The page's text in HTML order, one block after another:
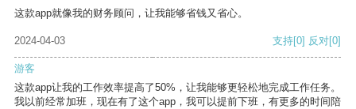
这款app就像我的财务顾问，让我能够省钱又省心。
2024-04-03 支持[0] 反对[0]
游客
这款app让我的工作效率提高了50%，让我能够更轻松地完成工作任务。
我以前经常加班，现在有了这个app，我可以提前下班，有更多的时间陪